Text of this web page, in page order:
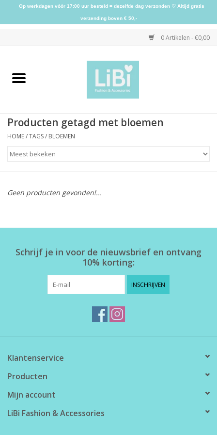
0 Artikelen - €0,00
Home
Schoenen
Herensokken
Producten getagd met bloemen
HOME/TAGS/ BLOEMEN
Geen producten gevonden!...
Schrijf je in voor de nieuwsbrief en ontvang
10% korting:
INSCHRIJVEN
Klantenservice
Producten
Mijn account
LiBi Fashion & Accessories
Op werkdagen vóór 17:00 uur besteld = dezelfde dag verzonden ♡ Altijd gratis
verzending boven € 50,-